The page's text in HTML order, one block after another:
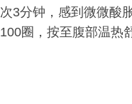
次3分钟，感到微微酸
100圈，按至腹部温热